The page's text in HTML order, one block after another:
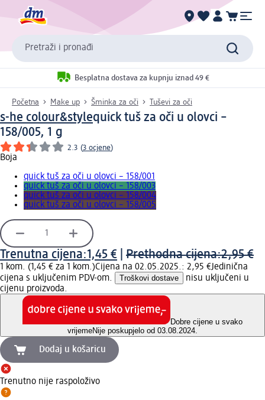
Pretraži i pronađi
Besplatna dostava za kupnju iznad 49 €
Početna Make up Šminka za oči Tuševi za oči
s-he colour&stylequick tuš za oči u olovci –
158/005, 1 g
2.3 (3 ocjene)
Boja
quick tuš za oči u olovci – 158/001
quick tuš za oči u olovci – 158/003
quick tuš za oči u olovci – 158/004
quick tuš za oči u olovci – 158/005
Trenutna cijena:1,45 € Prethodna cijena:2,95 €
1 kom. (1,45 € za 1 kom.)Cijena na 02.05.2025.: 2,95 €Jedinična
cijena s uključenim PDV-om.
Troškovi dostave
nisu uključeni u
cijenu proizvoda.
Dobre cijene u svako
vrijemeNije poskupjelo od 03.08.2024.
Dodaj u košaricu
Trenutno nije raspoloživo